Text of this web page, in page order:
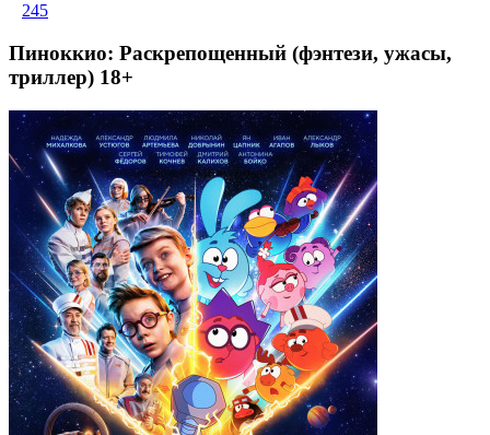
245
Пиноккио: Раскрепощенный (фэнтези, ужасы,
триллер) 18+